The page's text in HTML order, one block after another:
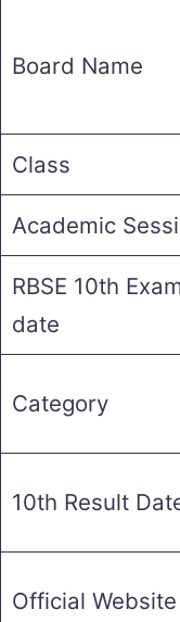
Board Name
Class
Academic
RBSE 10th
date
Category
10th Result
Official Website